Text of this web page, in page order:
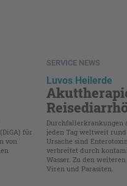
für
von
SERVICE NEWS
Luvos Heilerde
Durchfallerkrankungen
jeden Tag weltweit rund
Ursache sind
verbreitet durch
Wasser. Zu den
Viren und Parasiten.